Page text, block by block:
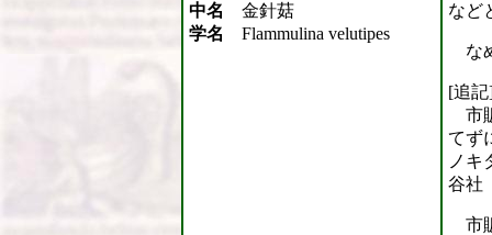
中名
金針菇
学名
Flammulina velutipes
など
な
[追記
市
てず
ノキ
谷社
市